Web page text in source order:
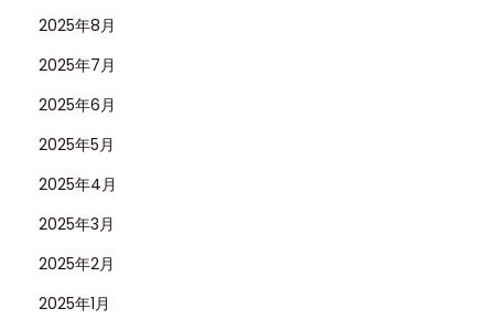
2025年8月
2025年7月
2025年6月
2025年5月
2025年4月
2025年3月
2025年2月
2025年1月